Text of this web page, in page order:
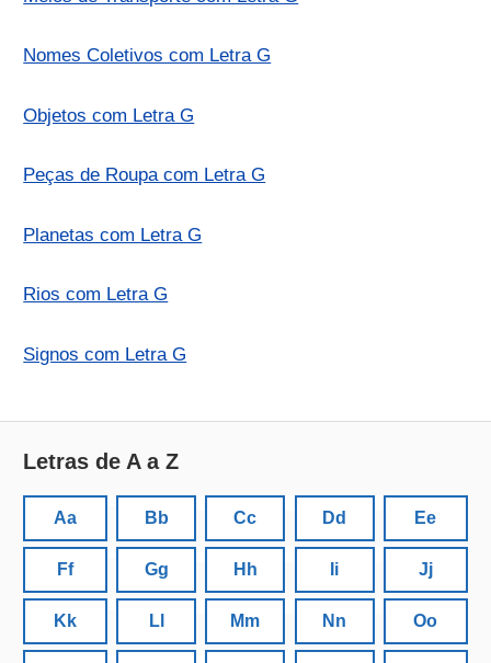
Nomes Coletivos com Letra G
Objetos com Letra G
Peças de Roupa com Letra G
Planetas com Letra G
Rios com Letra G
Signos com Letra G
Letras de A a Z
Aa Bb Cc Dd Ee
Ff Gg Hh Ii Jj
Kk Ll Mm Nn Oo